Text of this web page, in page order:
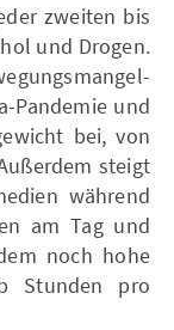
zweiten bis
und Drogen.
Pandemie und
bei, von
steigt
während
am Tag und
noch hohe
Stunden pro